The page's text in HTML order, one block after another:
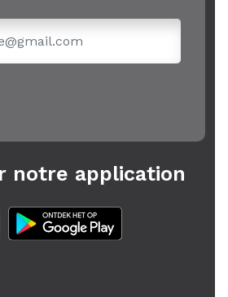
notre application